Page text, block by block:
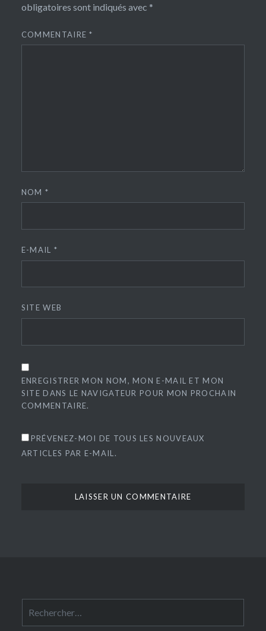
obligatoires sont indiqués avec *
COMMENTAIRE*
NOM*
E-MAIL *
SITE WEB
ENREGISTRER MON NOM, MON E-MAIL ET MON
SITE DANS LE NAVIGATEUR POUR MON PROCHAIN
COMMENTAIRE.
PRÉVENEZ-MOI DE TOUS LES NOUVEAUX
ARTICLES PAR E-MAIL.